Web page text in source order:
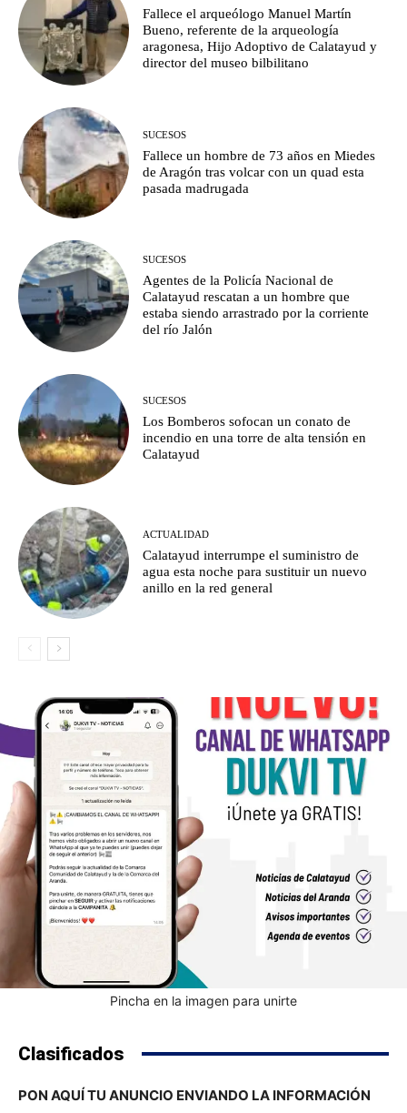
Fallece el arqueólogo Manuel Martín
Bueno, referente de la arqueología
aragonesa, Hijo Adoptivo de Calatayud y
director del museo bilbilitano
SUCESOS
Fallece un hombre de 73 años en Miedes
de Aragón tras volcar con un quad esta
pasada madrugada
SUCESOS
Agentes de la Policía Nacional de
Calatayud rescatan a un hombre que
estaba siendo arrastrado por la corriente
del río Jalón
SUCESOS
Los Bomberos sofocan un conato de
incendio en una torre de alta tensión en
Calatayud
ACTUALIDAD
Calatayud interrumpe el suministro de
agua esta noche para sustituir un nuevo
anillo en la red general
Pincha en la imagen para unirte
Clasificados
PON AQUÍ TU ANUNCIO ENVIANDO LA INFORMACIÓN